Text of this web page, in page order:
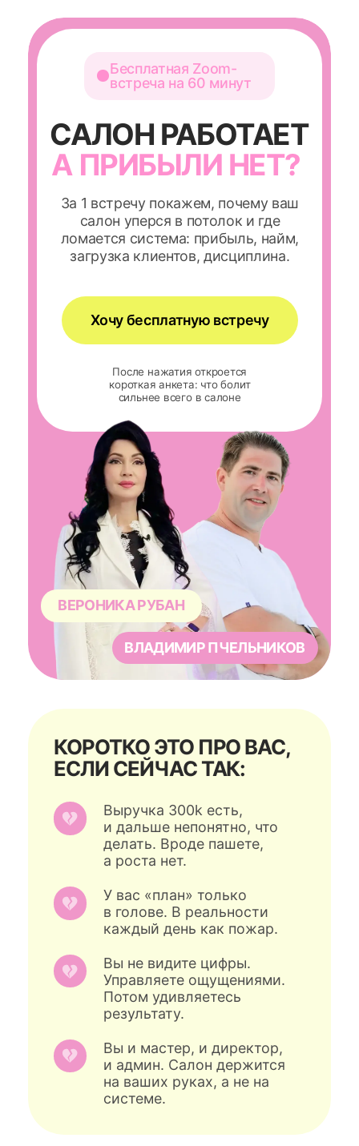
САЛОН РАБОТАЕТ
А ПРИБЫЛИ НЕТ?
Бесплатная Zoom-
встреча на 60 минут
короткая анкета: что болит
салон уперся в потолок и где
ломается система: прибыль, найм,
загрузка клиентов, дисциплина.
ВЛАДИМИР ПЧЕЛЬНИКОВ
ВЕРОНИКА РУБАН
Вы и мастер, и директор,
и админ. Салон держится
на ваших руках, а не на
системе.
Вы не видите цифры.
Потом удивляетесь
результату.
У вас «план» только
в голове. В реальности
каждый день как пожар.
и дальше непонятно, что
делать. Вроде пашете,
а роста нет.
КОРОТКО ЭТО ПРО ВАС,
3 приоритета, что чинить
ЧТО ВЫ ПОЛУЧИТЕ НА
ВСТРЕЧЕ (КОНКРЕТИКА):